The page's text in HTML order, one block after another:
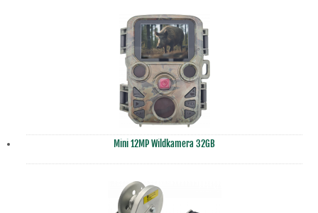
Mini 12MP Wildkamera 32GB